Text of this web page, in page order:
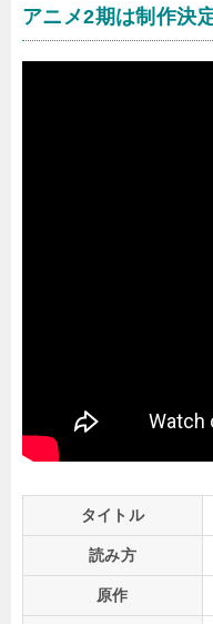
アニメ2期は制作決
タイトル
読み方
原作